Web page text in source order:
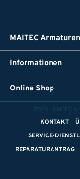
MAITEC
Informationen
Online Shop
2024, MAITEC
KONTAKT
SERVICE-
REPARATURANTRAG